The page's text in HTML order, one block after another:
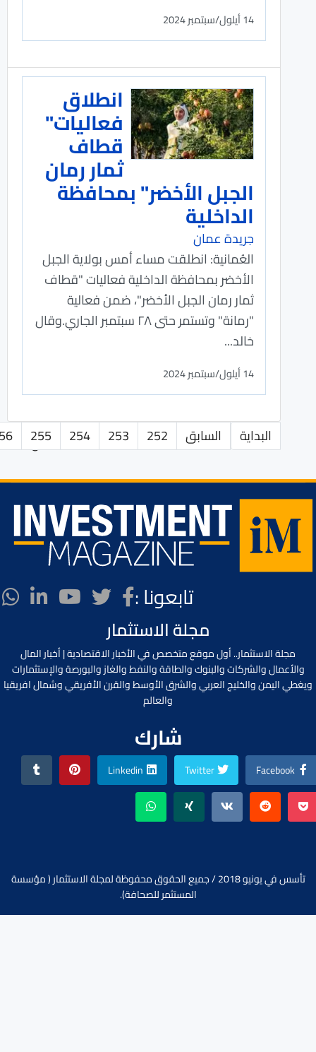
14 أيلول/سبتمبر 2024
انطلاق
فعاليات"
قطاف
ثمار رمان
الجبل الأخضر" بمحافظة
الداخلية
جريدة عمان
العُمانية: انطلقت مساء أمس بولاية الجبل
الأخضر بمحافظة الداخلية فعاليات "قطاف
ثمار رمان الجبل الأخضر"، ضمن فعالية
"رمانة" وتستمر حتى ٢٨ سبتمبر الجاري.وقال
خالد...
14 أيلول/سبتمبر 2024
الصفحة 257 من 282 البداية السابق 252
253
254
255
تابعونا :
مجلة الاستثمار
مجلة الاستثمار.. أول موقع متخصص في الأخبار الاقتصادية | أخبار المال
والأعمال والشركات والبنوك والطاقة والنفط والغاز والبورصة والإستثمارات
ويغطي اليمن والخليج العربي والشرق الأوسط والقرن الأفريقي وشمال افريقيا
والعالم
شارك
Facebook
Twitter
Linkedin
تأسس في يونيو 2018 / جميع الحقوق محفوظة لمجلة الاستثمار ( مؤسسة
المستثمر للصحافة).
تواصل معنا :